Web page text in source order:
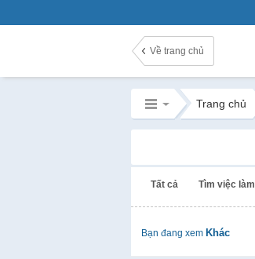
Về trang chủ
Trang chủ
Tất cả Tìm việc làm
Bạn đang xem Khác